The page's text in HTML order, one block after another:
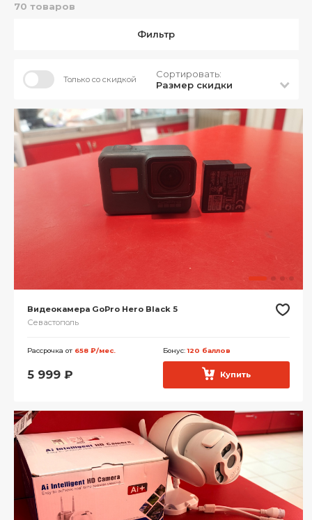
70 товаров
Фильтр
Только со скидкой
Сортировать:
Размер скидки
Видеокамера GoPro Hero Black 5
Севастополь
Рассрочка от 658 ₽/мес. Бонус:120 баллов
5 999 ₽ Купить